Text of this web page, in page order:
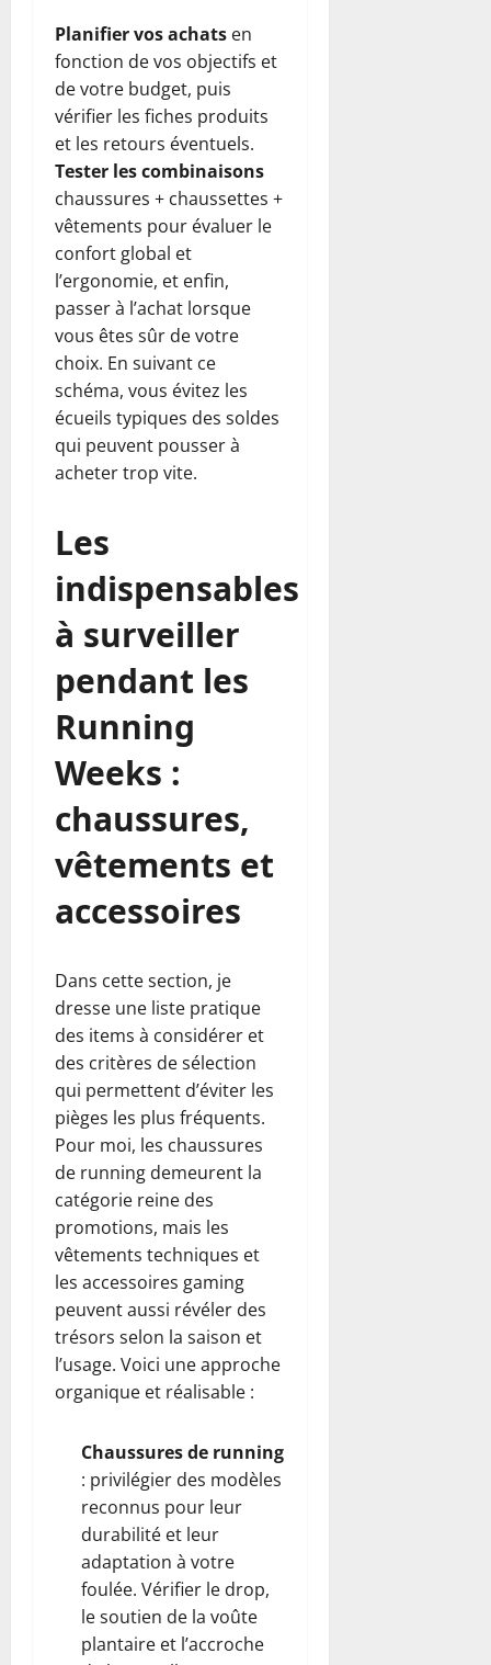
Planifier vos achats en
fonction de vos objectifs et
de votre budget, puis
vérifier les fiches produits
et les retours éventuels.
Tester les combinaisons
chaussures + chaussettes +
vêtements pour évaluer le
confort global et
l’ergonomie, et enfin,
passer à l’achat lorsque
vous êtes sûr de votre
choix. En suivant ce
schéma, vous évitez les
écueils typiques des soldes
qui peuvent pousser à
acheter trop vite.
Les
indispensables
à surveiller
pendant les
Running
Weeks :
chaussures,
vêtements et
accessoires
Dans cette section, je
dresse une liste pratique
des items à considérer et
des critères de sélection
qui permettent d’éviter les
pièges les plus fréquents.
Pour moi, les chaussures
de running demeurent la
catégorie reine des
promotions, mais les
vêtements techniques et
les accessoires gaming
peuvent aussi révéler des
trésors selon la saison et
l’usage. Voici une approche
organique et réalisable :
Chaussures de running
: privilégier des modèles
reconnus pour leur
durabilité et leur
adaptation à votre
foulée. Vérifier le drop,
le soutien de la voûte
plantaire et l’accroche